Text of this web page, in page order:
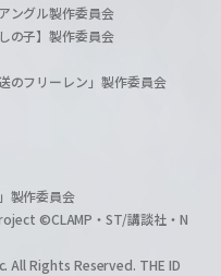
ングル製作委員会
の子】製作委員会
のフリーレン」製作委員会
製作委員会
©CLAMP・ST/講談社・N
All Rights Reserved. THE ID